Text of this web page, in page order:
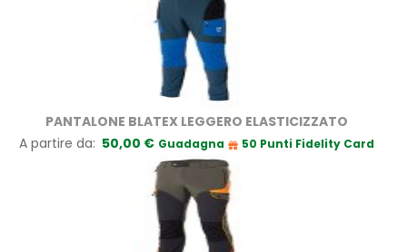
PANTALONE BLATEX LEGGERO ELASTICIZZATO
A partire da 50,00 € Guadagna 50 Punti Fidelity Card